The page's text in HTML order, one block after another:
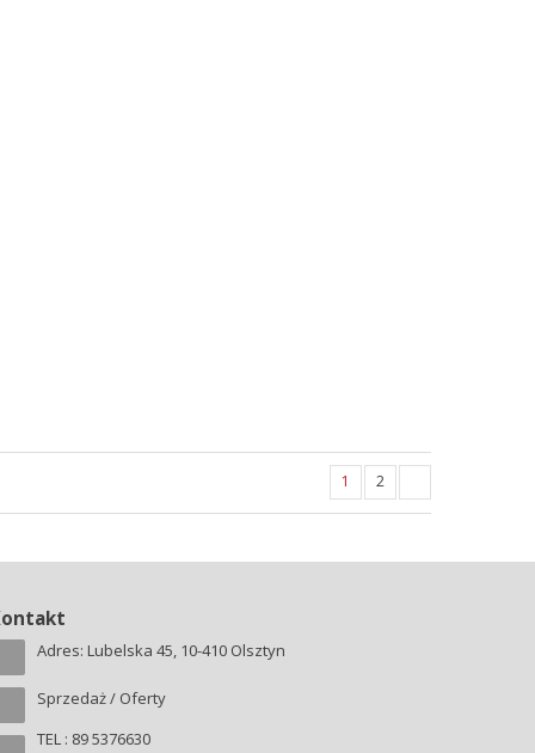
1 2
Adres: Lubelska 45, 10-410 Olsztyn
Sprzedaż / Oferty
TEL : 89 5376630